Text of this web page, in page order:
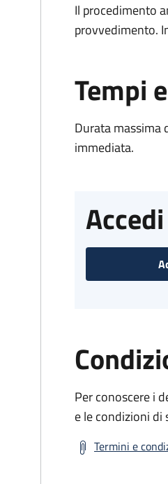
Il procedimento
provvedimento.
Tempi
Durata massima
immediata.
Per conoscere i
e le condizioni di
Termini e